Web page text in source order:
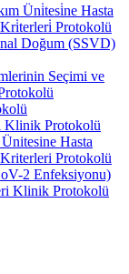
Üni̇tesi̇ne Hasta
Protokolü
Doğum (SSVD)
Seçimi ve
Klinik Protokolü
Hasta
Protokolü
2 Enfeksiyonu)
Klinik Protokolü